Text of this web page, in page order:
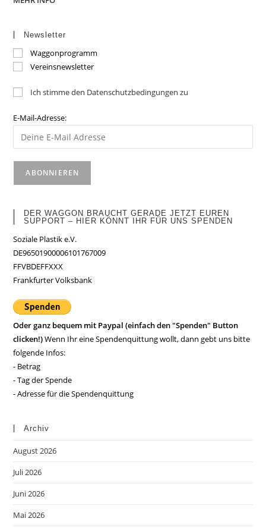
Newsletter
Waggonprogramm
Vereinsnewsletter
Ich stimme den Datenschutzbedingungen zu
E-Mail-Adresse:
DER WAGGON BRAUCHT GERADE JETZT EUREN
SUPPORT – HIER KÖNNT IHR FÜR UNS SPENDEN
Soziale Plastik e.V.
DE96501900006101767009
FFVBDEFFXXX
Frankfurter Volksbank
Oder ganz bequem mit Paypal (einfach den "Spenden" Button
clicken!)Wenn Ihr eine Spendenquittung wollt, dann gebt uns bitte
folgende Infos:
- Betrag
- Tag der Spende
- Adresse für die Spendenquittung
Archiv
August 2026
Juli 2026
Juni 2026
Mai 2026